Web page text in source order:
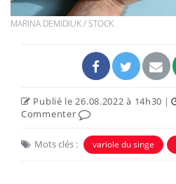
MARINA DEMIDIUK / STOCK
Publié le 26.08.2022 à 14h30 |
Commenter
Mots clés : variole du singe